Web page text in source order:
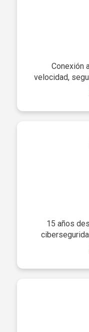
Conexión
velocidad,
15 años